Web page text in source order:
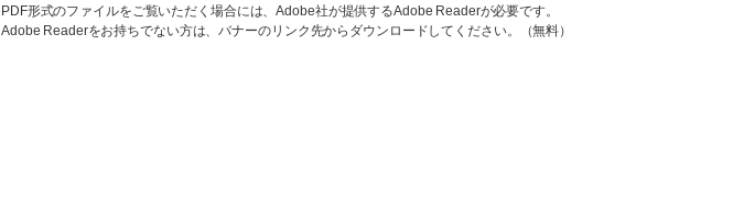
PDF形式のファイルをご覧いただく場合には、Adobe社が提供するAdobe Readerが必要です。
Adobe Readerをお持ちでない方は、バナーのリンク先からダウンロードしてください。（無料）